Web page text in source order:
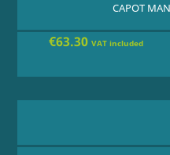
CAPOT
€63.30 VAT included